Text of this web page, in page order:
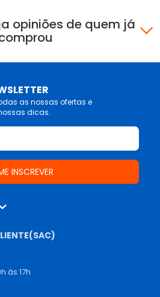
opiniões de quem já
as nossas ofertas e
dicas.
às 17h